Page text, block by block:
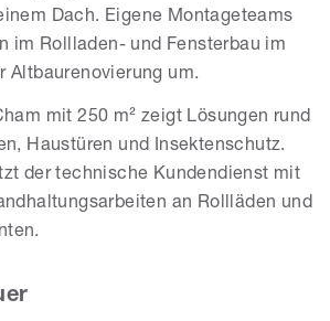
Dach. Eigene Montageteams
im Rollladen- und Fensterbau im
Altbaurenovierung um.
mit 250 m² zeigt Lösungen rund
Haustüren und Insektenschutz.
der technische Kundendienst mit
an Rollläden und